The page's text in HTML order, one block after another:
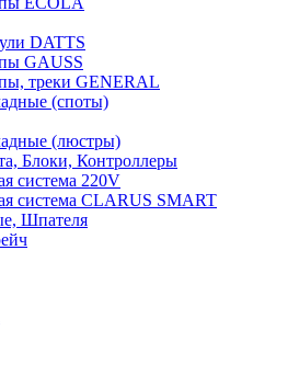
DATTS
GAUSS
треки GENERAL
(споты)
(люстры)
Блоки, Контроллеры
система 220V
система CLARUS SMART
Шпателя